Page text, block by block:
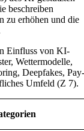
beschreiben
zu erhöhen und die
Einfluss von KI-
Wettermodelle,
Deepfakes,
Umfeld (Z 7).